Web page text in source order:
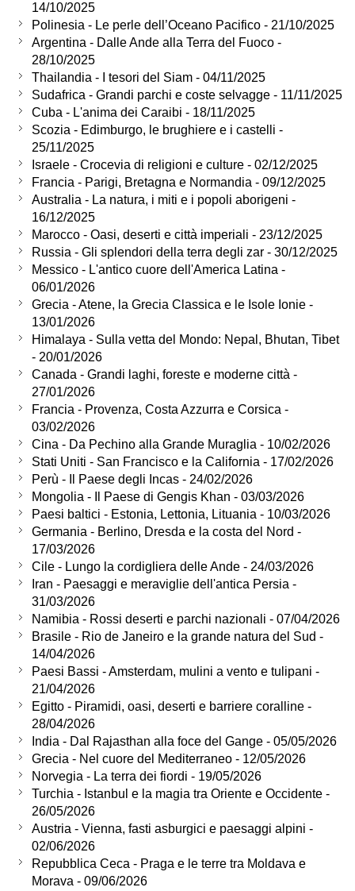
14/10/2025
Polinesia - Le perle dell’Oceano Pacifico - 21/10/2025
Argentina - Dalle Ande alla Terra del Fuoco -
28/10/2025
Thailandia - I tesori del Siam - 04/11/2025
Sudafrica - Grandi parchi e coste selvagge - 11/11/2025
Cuba - L'anima dei Caraibi - 18/11/2025
Scozia - Edimburgo, le brughiere e i castelli -
25/11/2025
Israele - Crocevia di religioni e culture - 02/12/2025
Francia - Parigi, Bretagna e Normandia - 09/12/2025
Australia - La natura, i miti e i popoli aborigeni -
16/12/2025
Marocco - Oasi, deserti e città imperiali - 23/12/2025
Russia - Gli splendori della terra degli zar - 30/12/2025
Messico - L'antico cuore dell'America Latina -
06/01/2026
Grecia - Atene, la Grecia Classica e le Isole Ionie -
13/01/2026
Himalaya - Sulla vetta del Mondo: Nepal, Bhutan, Tibet
- 20/01/2026
Canada - Grandi laghi, foreste e moderne città -
27/01/2026
Francia - Provenza, Costa Azzurra e Corsica -
03/02/2026
Cina - Da Pechino alla Grande Muraglia - 10/02/2026
Stati Uniti - San Francisco e la California - 17/02/2026
Perù - Il Paese degli Incas - 24/02/2026
Mongolia - Il Paese di Gengis Khan - 03/03/2026
Paesi baltici - Estonia, Lettonia, Lituania - 10/03/2026
Germania - Berlino, Dresda e la costa del Nord -
17/03/2026
Cile - Lungo la cordigliera delle Ande - 24/03/2026
Iran - Paesaggi e meraviglie dell'antica Persia -
31/03/2026
Namibia - Rossi deserti e parchi nazionali - 07/04/2026
Brasile - Rio de Janeiro e la grande natura del Sud -
14/04/2026
Paesi Bassi - Amsterdam, mulini a vento e tulipani -
21/04/2026
Egitto - Piramidi, oasi, deserti e barriere coralline -
28/04/2026
India - Dal Rajasthan alla foce del Gange - 05/05/2026
Grecia - Nel cuore del Mediterraneo - 12/05/2026
Norvegia - La terra dei fiordi - 19/05/2026
Turchia - Istanbul e la magia tra Oriente e Occidente -
26/05/2026
Austria - Vienna, fasti asburgici e paesaggi alpini -
02/06/2026
Repubblica Ceca - Praga e le terre tra Moldava e
Morava - 09/06/2026